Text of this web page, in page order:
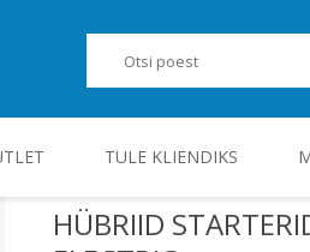
TULE KLIENDIKS
HÜBRIID